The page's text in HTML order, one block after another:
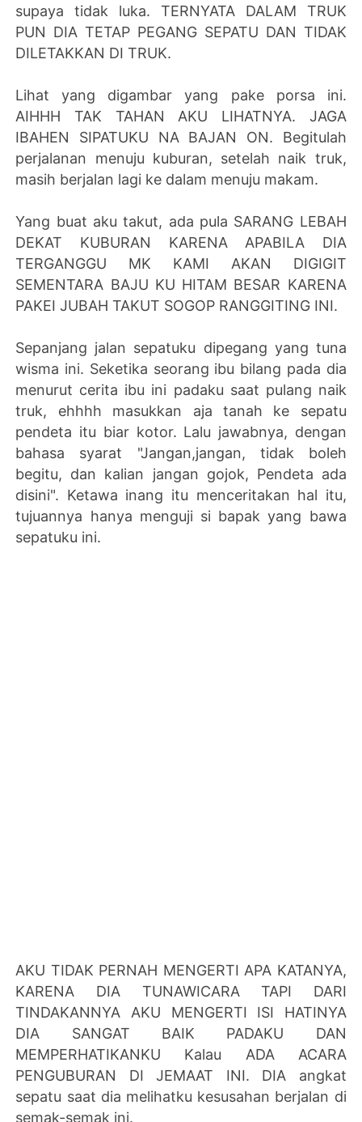
supaya tidak luka. TERNYATA DALAM TRUK
PUN DIA TETAP PEGANG SEPATU DAN TIDAK
DILETAKKAN DI TRUK.
Lihat yang digambar yang pake porsa ini.
AIHHH TAK TAHAN AKU LIHATNYA. JAGA
IBAHEN SIPATUKU NA BAJAN ON. Begitulah
perjalanan menuju kuburan, setelah naik truk,
masih berjalan lagi ke dalam menuju makam.
Yang buat aku takut, ada pula SARANG LEBAH
DEKAT KUBURAN KARENA APABILA DIA
TERGANGGU MK KAMI AKAN DIGIGIT
SEMENTARA BAJU KU HITAM BESAR KARENA
PAKEI JUBAH TAKUT SOGOP RANGGITING INI.
Sepanjang jalan sepatuku dipegang yang tuna
wisma ini. Seketika seorang ibu bilang pada dia
menurut cerita ibu ini padaku saat pulang naik
truk, ehhhh masukkan aja tanah ke sepatu
pendeta itu biar kotor. Lalu jawabnya, dengan
bahasa syarat "Jangan,jangan, tidak boleh
begitu, dan kalian jangan gojok, Pendeta ada
disini". Ketawa inang itu menceritakan hal itu,
tujuannya hanya menguji si bapak yang bawa
sepatuku ini.
AKU TIDAK PERNAH MENGERTI APA KATANYA,
KARENA DIA TUNAWICARA TAPI DARI
TINDAKANNYA AKU MENGERTI ISI HATINYA
DIA SANGAT BAIK PADAKU DAN
MEMPERHATIKANKU Kalau ADA ACARA
PENGUBURAN DI JEMAAT INI. DIA angkat
sepatu saat dia melihatku kesusahan berjalan di
semak-semak ini.